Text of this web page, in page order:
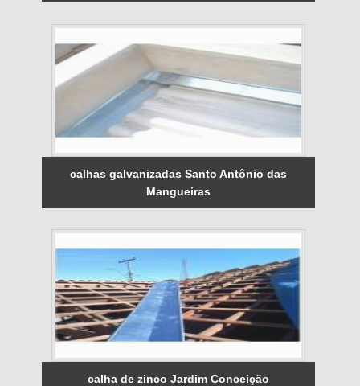
calhas galvanizadas Santo Antônio das
Mangueiras
calha de zinco Jardim Conceição